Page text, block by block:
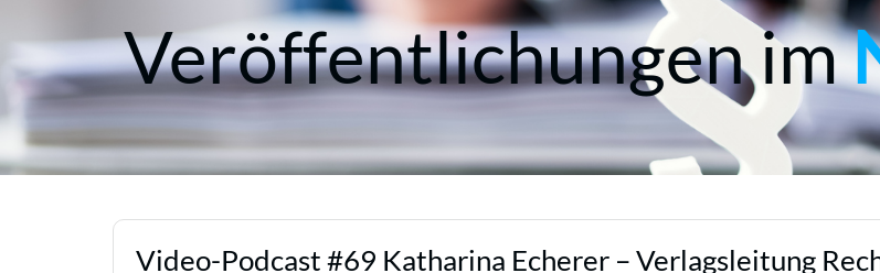
Veröffentlichungen im
Video-Podcast #69 Katharina Echerer – Verlagsleitung
RatgeberNews